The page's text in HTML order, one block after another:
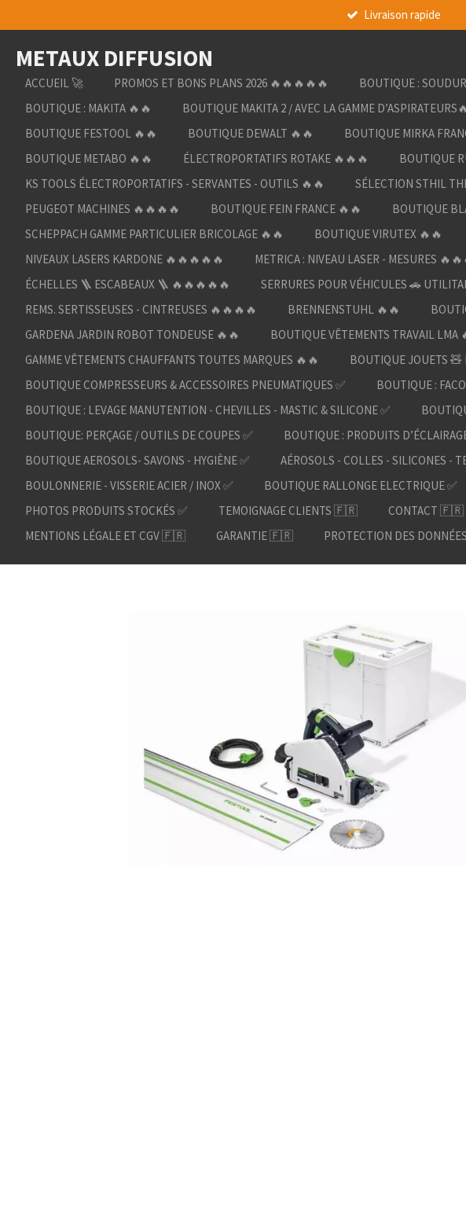
au
contenu
principal
Livraison rapide
METAUX DIFFUSION
ACCUEIL 🚀 PROMOS ET BONS PLANS 2026 🔥🔥🔥🔥🔥 BOUTIQUE :
BOUTIQUE : MAKITA 🔥🔥
BOUTIQUE MAKITA 2 / AVEC LA GAMME
BOUTIQUE FESTOOL 🔥🔥
BOUTIQUE DEWALT 🔥🔥 BOUTIQUE MIRKA
BOUTIQUE METABO 🔥🔥
ÉLECTROPORTATIFS ROTAKE 🔥🔥🔥 BOUTIQUE
KS TOOLS ÉLECTROPORTATIFS - SERVANTES - OUTILS 🔥🔥
SÉLECTION STHIL
PEUGEOT MACHINES 🔥🔥🔥🔥
BOUTIQUE FEIN FRANCE 🔥🔥 BOUTIQUE
SCHEPPACH GAMME PARTICULIER BRICOLAGE 🔥🔥
BOUTIQUE VIRUTEX 🔥🔥
NIVEAUX LASERS KARDONE 🔥🔥🔥🔥🔥
METRICA : NIVEAU LASER - MESURES
ÉCHELLES 🪜 ESCABEAUX 🪜 🔥🔥🔥🔥🔥
SERRURES POUR VÉHICULES 🚗
REMS. SERTISSEUSES - CINTREUSES 🔥🔥🔥🔥
BRENNENSTUHL 🔥🔥
GARDENA JARDIN ROBOT TONDEUSE 🔥🔥
BOUTIQUE VÊTEMENTS TRAVAIL LMA
GAMME VÊTEMENTS CHAUFFANTS TOUTES MARQUES 🔥🔥
BOUTIQUE JOUETS 🧸
BOUTIQUE COMPRESSEURS & ACCESSOIRES PNEUMATIQUES ✅
BOUTIQUE :
BOUTIQUE : LEVAGE MANUTENTION - CHEVILLES - MASTIC & SILICONE ✅
BOUTIQUE: PERÇAGE / OUTILS DE COUPES ✅
BOUTIQUE : PRODUITS
BOUTIQUE AEROSOLS- SAVONS - HYGIÈNE ✅
AÉROSOLS - COLLES - SILICONES -
BOULONNERIE - VISSERIE ACIER / INOX ✅
BOUTIQUE RALLONGE ELECTRIQUE ✅
PHOTOS PRODUITS STOCKÉS ✅
TEMOIGNAGE CLIENTS 🇫🇷 CONTACT 🇫🇷
MENTIONS LÉGALE ET CGV 🇫🇷
GARANTIE 🇫🇷 PROTECTION DES